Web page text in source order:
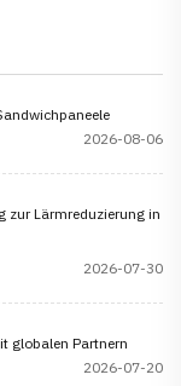
2026-08-06
zur Lärmreduzierung in
2026-07-30
globalen Partnern
2026-07-20